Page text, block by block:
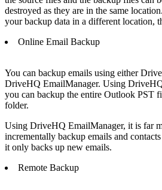
destroyed as they are in the same
your backup data in a different location,
Online Email Backup
You can backup emails using either
DriveHQ EmailManager. Using
you can backup the entire Outlook PST
folder.
Using DriveHQ EmailManager, it is far
incrementally backup emails and
it only backs up new emails.
Remote Backup